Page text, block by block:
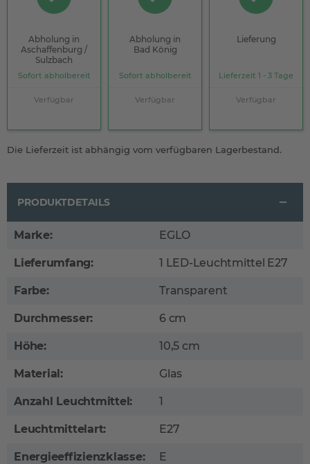
Abholung in
Aschaffenburg /
Sulzbach
Sofort abholbereit
Verfügbar
Abholung in
Bad König
Sofort abholbereit
Verfügbar
Lieferung
Lieferzeit 1 - 3 Tage
Verfügbar
Die Lieferzeit ist abhängig vom verfügbaren Lagerbestand.
PRODUKTDETAILS
Marke: EGLO
Lieferumfang: 1 LED-Leuchtmittel E27
Farbe: Transparent
Durchmesser: 6 cm
Höhe: 10,5 cm
Material: Glas
Anzahl Leuchtmittel: 1
Leuchtmittelart: E27
Energieeffizienzklasse: E